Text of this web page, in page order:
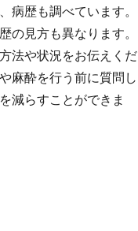
病歴も調べています。
の見方も異なります。
法や状況をお伝えくだ
麻酔を行う前に質問し
減らすことができま